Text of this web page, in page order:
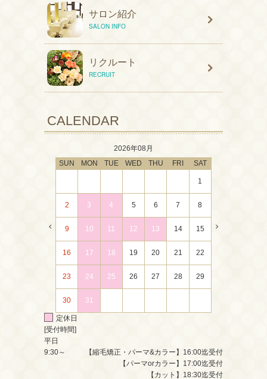
サロン紹介
SALON INFO
リクルート
RECRUIT
CALENDAR
2026年08月
SUN
MON TUE WED THU FRI SAT
1
2 3 4 5 6 7 8
9 10 11 12 13 14 15
16 17 18 19 20 21 22
23 24 25 26 27 28 29
30 31
定休日
[受付時間]
平日
9:30～
【縮毛矯正・パーマ&カラー】16:00迄受付
【パーマorカラー】17:00迄受付
【カット】18:30迄受付